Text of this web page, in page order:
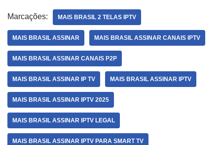
Marcações: MAIS BRASIL 2 TELAS IPTV
MAIS BRASIL ASSINAR MAIS BRASIL ASSINAR CANAIS IPTV
MAIS BRASIL ASSINAR CANAIS P2P
MAIS BRASIL ASSINAR IP TV MAIS BRASIL ASSINAR IPTV
MAIS BRASIL ASSINAR IPTV 2025
MAIS BRASIL ASSINAR IPTV LEGAL
MAIS BRASIL ASSINAR IPTV PARA SMART TV